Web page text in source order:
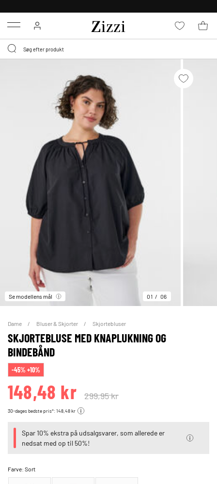
Menu
Se modellens mål 01 06
Dame Bluser & Skjorter Skjortebluser
SKJORTEBLUSE MED KNAPLUKNING OG
BINDEBÅND
-45% +10%
148,48 kr 299,95 kr
30-dages bedste pris*: 148,48 kr
Spar 10% ekstra på udsalgsvarer, som allerede er
nedsat med op til 50%!
Farve:Sort